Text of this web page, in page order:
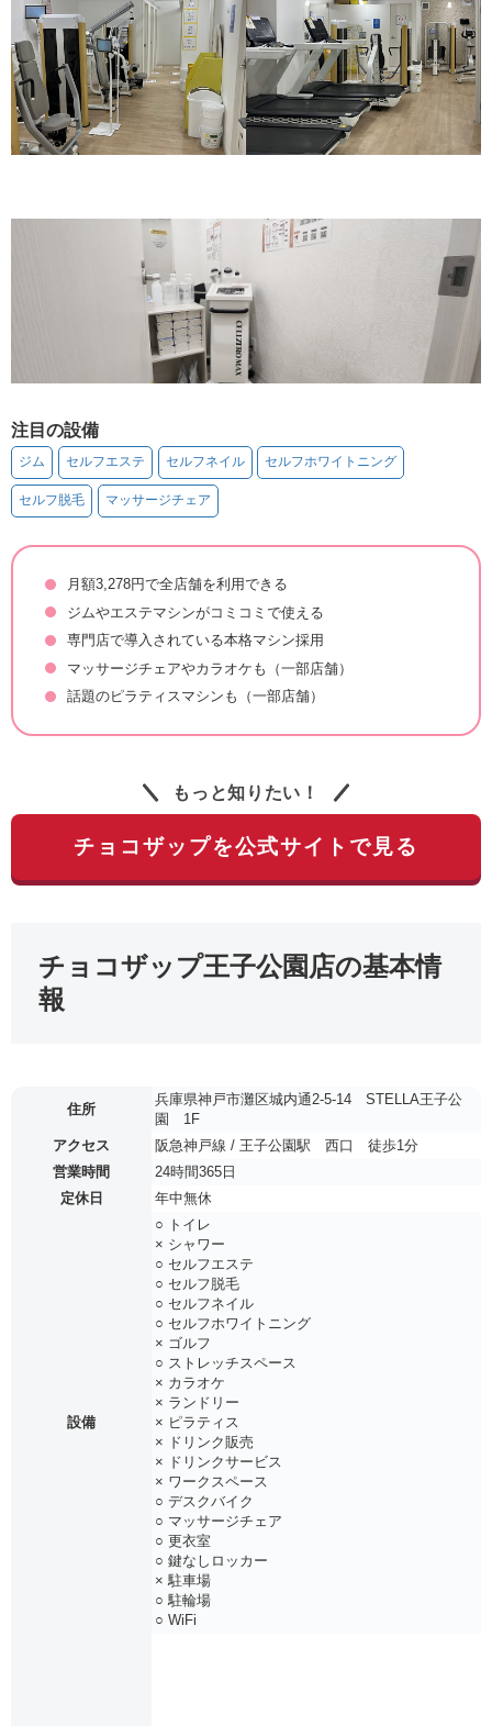
注目の設備
ジム セルフエステ セルフネイル セルフホワイトニング
セルフ脱毛 マッサージチェア
月額3,278円で全店舗を利用できる
ジムやエステマシンがコミコミで使える
専門店で導入されている本格マシン採用
マッサージチェアやカラオケも（一部店舗）
話題のピラティスマシンも（一部店舗）
もっと知りたい！
チョコザップを公式サイトで見る
チョコザップ王子公園店の基本情
報
住所
兵庫県神戸市灘区城内通2-5-14 STELLA王子公
園 1F
アクセス
阪急神戸線 / 王子公園駅 西口 徒歩1分
営業時間
24時間365日
定休日
年中無休
設備
○ トイレ
× シャワー
○ セルフエステ
○ セルフ脱毛
○ セルフネイル
○ セルフホワイトニング
× ゴルフ
○ ストレッチスペース
× カラオケ
× ランドリー
× ピラティス
× ドリンク販売
× ドリンクサービス
× ワークスペース
○ デスクバイク
○ マッサージチェア
○ 更衣室
○ 鍵なしロッカー
× 駐車場
○ 駐輪場
○ WiFi